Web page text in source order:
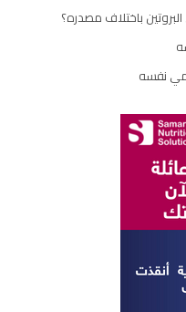
باختلاف مصدره؟
نفسه